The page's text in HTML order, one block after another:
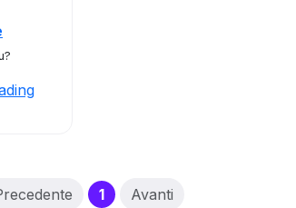
1(current)
Avanti